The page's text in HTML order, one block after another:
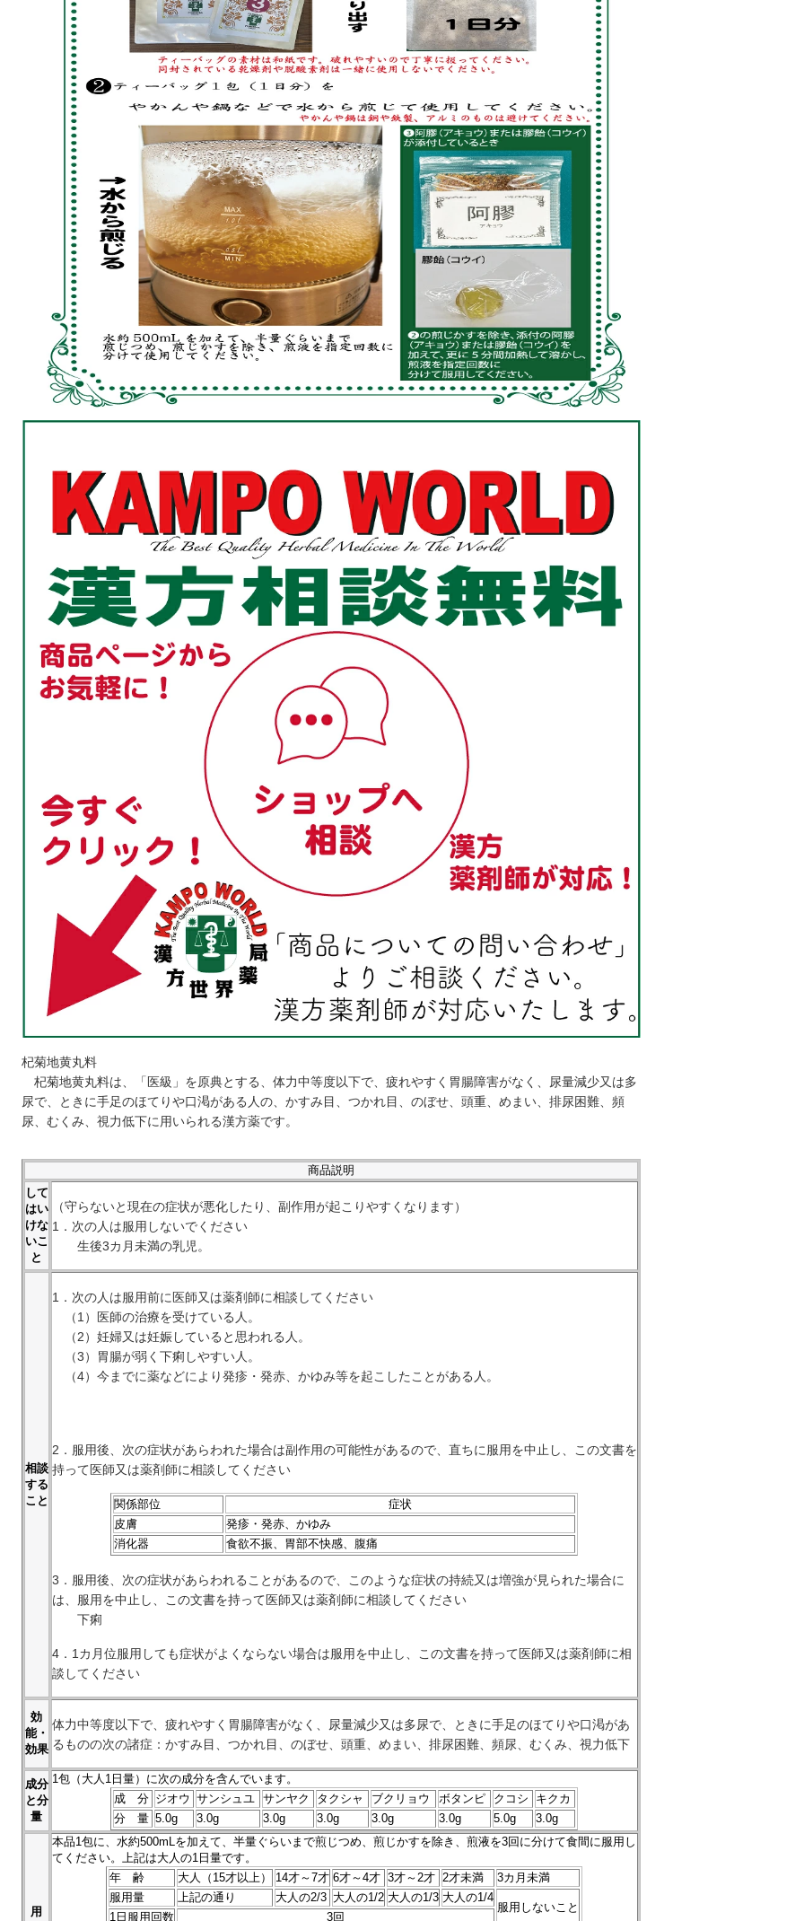
杞菊地黄丸料
杞菊地黄丸料は、「医級」を原典とする、体力中等度以下で、疲れやすく胃腸障害がなく、尿量減少又は多
尿で、ときに手足のほてりや口渇がある人の、かすみ目、つかれ目、のぼせ、頭重、めまい、排尿困難、頻
尿、むくみ、視力低下に用いられる漢方薬です。
商品説明
して
はい
けな
いこ
と
（守らないと現在の症状が悪化したり、副作用が起こりやすくなります）
1．次の人は服用しないでください
生後3カ月未満の乳児。
相談
する
こと
1．次の人は服用前に医師又は薬剤師に相談してください
（1）医師の治療を受けている人。
（2）妊婦又は妊娠していると思われる人。
（3）胃腸が弱く下痢しやすい人。
（4）今までに薬などにより発疹・発赤、かゆみ等を起こしたことがある人。
2．服用後、次の症状があらわれた場合は副作用の可能性があるので、直ちに服用を中止し、この文書を
持って医師又は薬剤師に相談してください
関係部位
症状
皮膚
発疹・発赤、かゆみ
消化器
食欲不振、胃部不快感、腹痛
3．服用後、次の症状があらわれることがあるので、このような症状の持続又は増強が見られた場合に
は、服用を中止し、この文書を持って医師又は薬剤師に相談してください
下痢
4．1カ月位服用しても症状がよくならない場合は服用を中止し、この文書を持って医師又は薬剤師に相
談してください
効
能・
効果
体力中等度以下で、疲れやすく胃腸障害がなく、尿量減少又は多尿で、ときに手足のほてりや口渇があ
るものの次の諸症：かすみ目、つかれ目、のぼせ、頭重、めまい、排尿困難、頻尿、むくみ、視力低下
成分
と分
量
1包（大人1日量）に次の成分を含んでいます。
成 分 ジオウ サンシュユ サンヤク タクシャ ブクリョウ ボタンピ クコシ
キクカ
分 量 5.0g 3.0g 3.0g 3.0g 3.0g 3.0g 5.0g 3.0g
用
本品1包に、水約500mLを加えて、半量ぐらいまで煎じつめ、煎じかすを除き、煎液を3回に分けて食間に服用し
てください。上記は大人の1日量です。
年 齢
大人（15才以上） 14才～7才 6才～4才 3才～2才 2才未満
3カ月未満
服用量
上記の通り 大人の2/3 大人の1/2 大人の1/3 大人の1/4
服用しないこと
1日服用回数 3回